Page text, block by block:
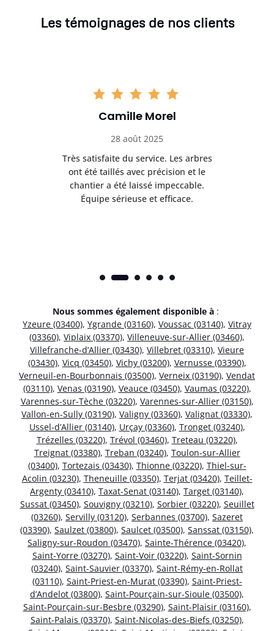
Les témoignages de nos clients
Camille Morel
28 août 2025
Très satisfaite du service. Les arbres
ont été taillés avec précision et le
chantier a été laissé impeccable.
Équipe sérieuse et efficace.
Nous sommes également disponible à :
Yzeure (03400), Ygrande (03160), Voussac (03140), Vitray
(03360), Viplaix (03370), Villeneuve-sur-Allier (03460),
Villefranche-d’Allier (03430), Villebret (03310), Vieure
(03430), Vicq (03450), Vichy (03200), Vernusse (03390),
Verneuil-en-Bourbonnais (03500), Verneix (03190), Vendat
(03110), Venas (03190), Veauce (03450), Vaumas (03220),
Varennes-sur-Tèche (03220), Varennes-sur-Allier (03150),
Vallon-en-Sully (03190), Valigny (03360), Valignat (03330),
Ussel-d’Allier (03140), Urçay (03360), Tronget (03240),
Trézelles (03220), Trévol (03460), Treteau (03220),
Treignat (03380), Treban (03240), Toulon-sur-Allier
(03400), Tortezais (03430), Thionne (03220), Thiel-sur-
Acolin (03230), Theneuille (03350), Terjat (03420), Teillet-
Argenty (03410), Taxat-Senat (03140), Target (03140),
Sussat (03450), Souvigny (03210), Sorbier (03220), Seuillet
(03260), Servilly (03120), Serbannes (03700), Sazeret
(03390), Saulzet (03800), Saulcet (03500), Sanssat (03150),
Saligny-sur-Roudon (03470), Sainte-Thérence (03420),
Saint-Yorre (03270), Saint-Voir (03220), Saint-Sornin
(03240), Saint-Sauvier (03370), Saint-Rémy-en-Rollat
(03110), Saint-Priest-en-Murat (03390), Saint-Priest-
d’Andelot (03800), Saint-Pourçain-sur-Sioule (03500),
Saint-Pourçain-sur-Besbre (03290), Saint-Plaisir (03160),
Saint-Palais (03370), Saint-Nicolas-des-Biefs (03250),